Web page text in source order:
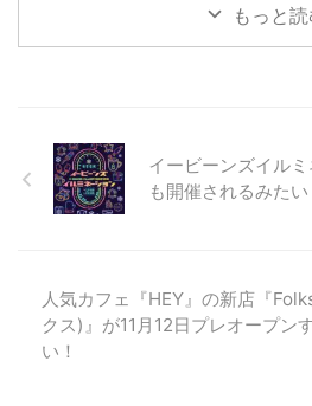
もっと
イービーンズイル
も開催されるみたい
人気カフェ『HEY』の新店『
クス)』が11月12日プレオープン
い！